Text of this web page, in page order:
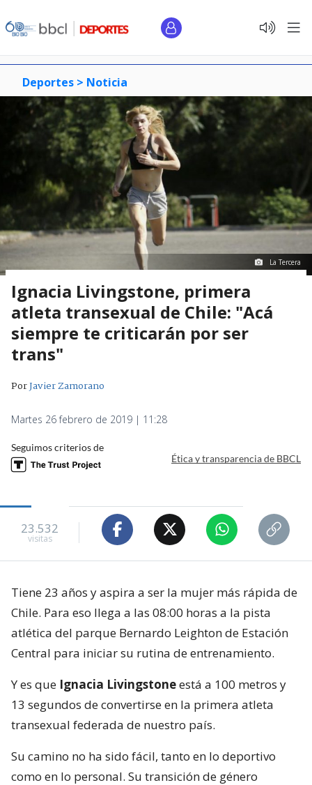
Deportes > Noticia
La Tercera
Ignacia Livingstone, primera
atleta transexual de Chile: "Acá
siempre te criticarán por ser
trans"
PorJavier Zamorano
Martes 26 febrero de 2019 | 11:28
Seguimos criterios de
Ética y transparencia de BBCL
23.532
visitas
Tiene 23 años y aspira a ser la mujer más rápida de
Chile. Para eso llega a las 08:00 horas a la pista
atlética del parque Bernardo Leighton de Estación
Central para iniciar su rutina de entrenamiento.
Y es que Ignacia Livingstoneestá a 100 metros y
13 segundos de convertirse en la primera atleta
transexual federada de nuestro país.
Su camino no ha sido fácil, tanto en lo deportivo
como en lo personal. Su transición de género